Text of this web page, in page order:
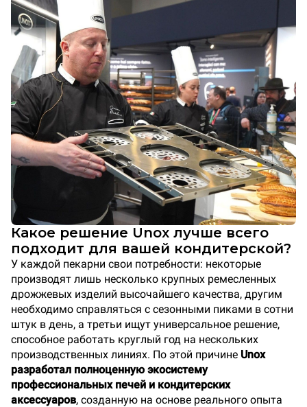
Какое решение Unox лучше всего
подходит для вашей кондитерской?
У каждой пекарни свои потребности: некоторые
производят лишь несколько крупных ремесленных
дрожжевых изделий высочайшего качества, другим
необходимо справляться с сезонными пиками в сотни
штук в день, а третьи ищут универсальное решение,
способное работать круглый год на нескольких
производственных линиях. По этой причине Unox
разработал полноценную экосистему
профессиональных печей и кондитерских
аксессуаров, созданную на основе реального опыта